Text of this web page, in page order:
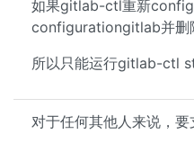
如果gitlab-ctl重新
configurationgitlab并删
所以只能运行gitlab-ctl
对于任何其他人来说，要